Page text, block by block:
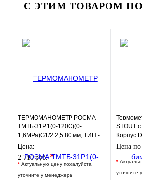
С ЭТИМ ТОВАРОМ
ТЕРМОМАНОМЕТР РОСМА
ТМТБ-31Р.1(0-120С)(0-
1,6MPa)G1/2.2,5 80 мм, ТИП -
ТМТБ-31Р, температура: 0-
120С,
Цена:
2 710 руб.*
* Актуальную цену пожалуйста
уточните у менеджера
STOUT с
Корпус
1/ 2"
Цена по
*
уточните